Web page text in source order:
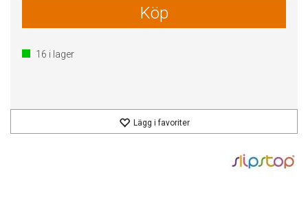
Köp
16 i lager
Lägg i favoriter